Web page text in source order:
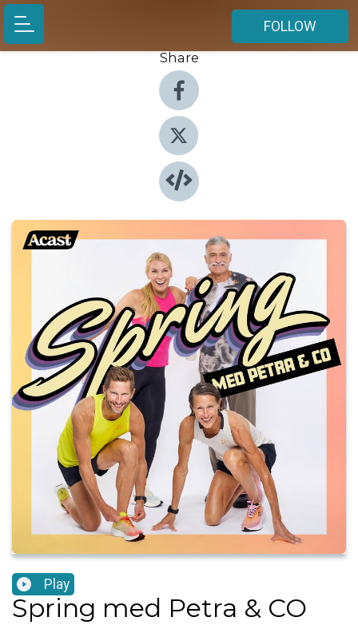
FOLLOW
Share
Play
Spring med Petra & CO